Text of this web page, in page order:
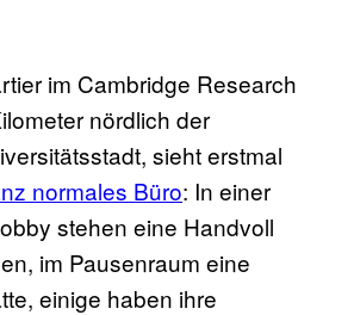
im Cambridge Research
nördlich der
sieht erstmal
normales Büro: In einer
stehen eine Handvoll
im Pausenraum eine
einige haben ihre